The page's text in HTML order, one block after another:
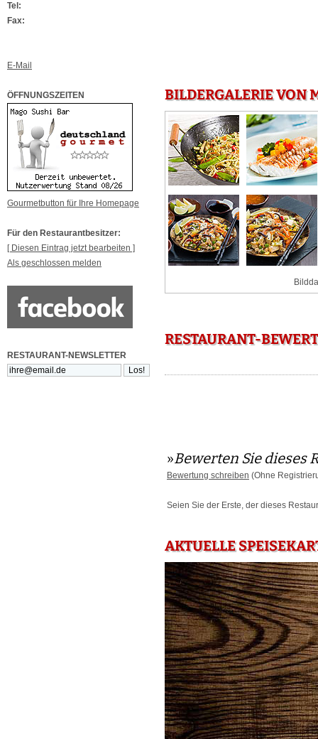
Tel:
Fax:
E-Mail
ÖFFNUNGSZEITEN
Gourmetbutton für Ihre Homepage
Für den Restaurantbesitzer:
[ Diesen Eintrag jetzt bearbeiten ]
Als geschlossen melden
RESTAURANT-NEWSLETTER
BILDERGALERIE VON
RESTAURANT-
»Bewerten Sie dieses
Bewertung schreiben (Ohne
Seien Sie der Erste, der dieses
AKTUELLE